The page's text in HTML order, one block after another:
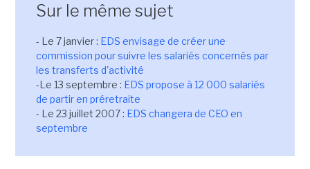
Sur le même sujet
- Le 7 janvier : EDS envisage de créer une
commission pour suivre les salariés concernés par
les transferts d'activité
-Le 13 septembre : EDS propose à 12 000 salariés
de partir en préretraite
- Le 23 juillet 2007 : EDS changera de CEO en
septembre